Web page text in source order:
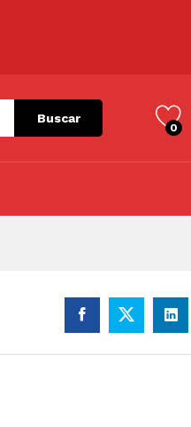
Buscar
0